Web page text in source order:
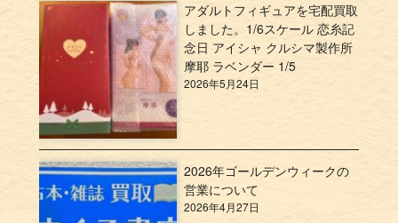
アダルトフィギュアを宅配買取
しました。1/6スケール 恋糸記
念日 アイシャ クルシマ製作所
摩耶 ラベンダー 1/5
2026年5月24日
2026年ゴールデンウィークの
営業について
2026年4月27日